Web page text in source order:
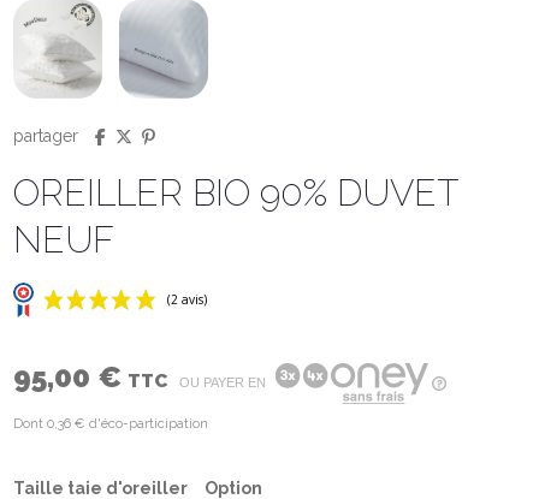
partager
OREILLER BIO 90% DUVET
NEUF
95,00 € TTC OU PAYER EN
Dont 0,36 € d'éco-participation
Taille taie d'oreiller Option